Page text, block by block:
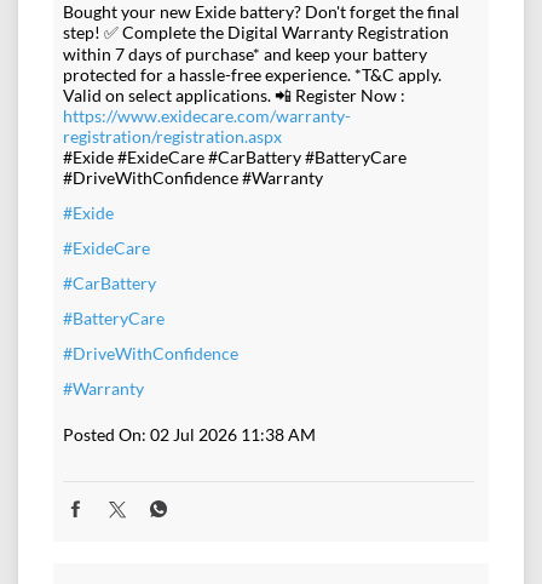
Bought your new Exide battery? Don't forget the final
step! ✅ Complete the Digital Warranty Registration
within 7 days of purchase* and keep your battery
protected for a hassle-free experience. *T&C apply.
Valid on select applications. 📲 Register Now :
https://www.exidecare.com/warranty-
registration/registration.aspx
#Exide #ExideCare #CarBattery #BatteryCare
#DriveWithConfidence #Warranty
#Exide
#ExideCare
#CarBattery
#BatteryCare
#DriveWithConfidence
#Warranty
Posted On: 02 Jul 2026 11:38 AM